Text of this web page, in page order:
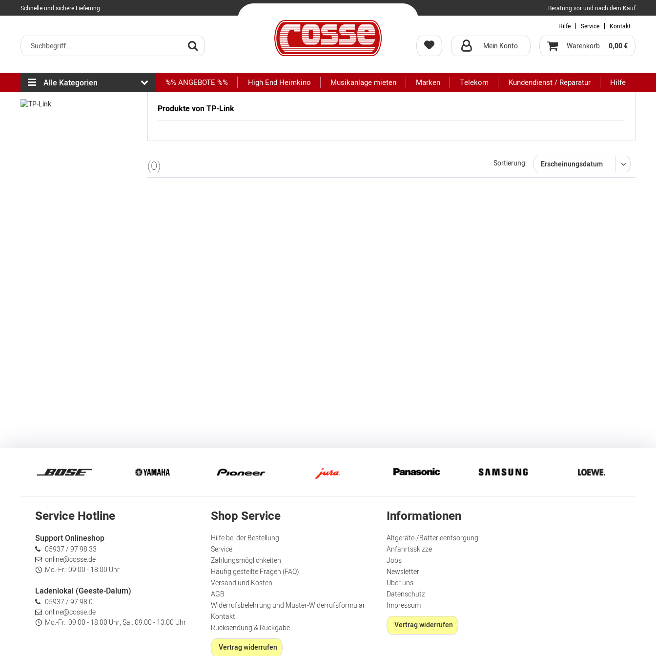
Schnelle und sichere Lieferung Beratung vor und nach dem Kauf
Mein Konto Warenkorb 0,00 €
Hilfe Service Kontakt
Alle Kategorien %% ANGEBOTE %% High End Heimkino Musikanlage mieten Marken Telekom Kundendienst / Reparatur Hilfe
Produkte von TP-Link
(0) Sortierung:
Service Hotline
Support Onlineshop
05937 / 97 98 33
online@cosse.de
Mo.-Fr.: 09:00 - 18:00 Uhr
Ladenlokal (Geeste-Dalum)
05937 / 97 98 0
online@cosse.de
Mo.-Fr.: 09:00 - 18:00 Uhr, Sa.: 09:00 - 13.00 Uhr
Shop Service
Hilfe bei der Bestellung
Service
Zahlungsmöglichkeiten
Häufig gestellte Fragen (FAQ)
Versand und Kosten
AGB
Widerrufsbelehrung und Muster-Widerrufsformular
Kontakt
Rücksendung & Rückgabe
Vertrag widerrufen
Informationen
Altgeräte-/Batterieentsorgung
Anfahrtsskizze
Jobs
Newsletter
Über uns
Datenschutz
Impressum
Vertrag widerrufen